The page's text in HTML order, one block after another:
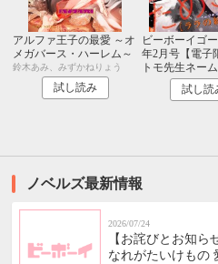
アルファ王子の最愛 ～オ
メガバース・ハーレム～
鈴木あみ、みずかねりょう
試し読み
ビーボーイゴ
年2月号【電子
トモ先生ネーム
試し読
ノベルズ最新情報
2026/07/24
【お詫びとお知
なれがたいけもの